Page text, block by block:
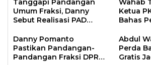
Tanggapi Pandangan
Umum Fraksi, Danny
Sebut Realisasi PAD
Persen
Wahab
Ketua
Bahas
Danny Pomanto
Pastikan Pandangan-
Pandangan Fraksi DPRD
Abdul
Perda
Gratis